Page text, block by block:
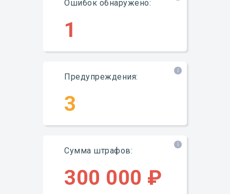
Ошибок обнаружено:
1
Предупреждения:
3
Сумма штрафов:
300 000 ₽